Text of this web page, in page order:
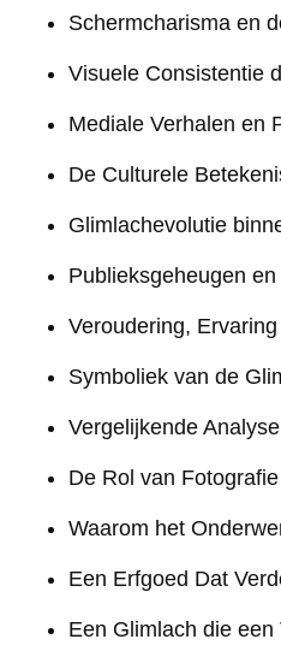
Schermcharisma en
Visuele Consistentie
Mediale Verhalen en
De Culturele
Glimlachevolutie
Publieksgeheugen
Veroudering,
Symboliek van de
Vergelijkende
De Rol van
Waarom het
Een Erfgoed Dat
Een Glimlach die een